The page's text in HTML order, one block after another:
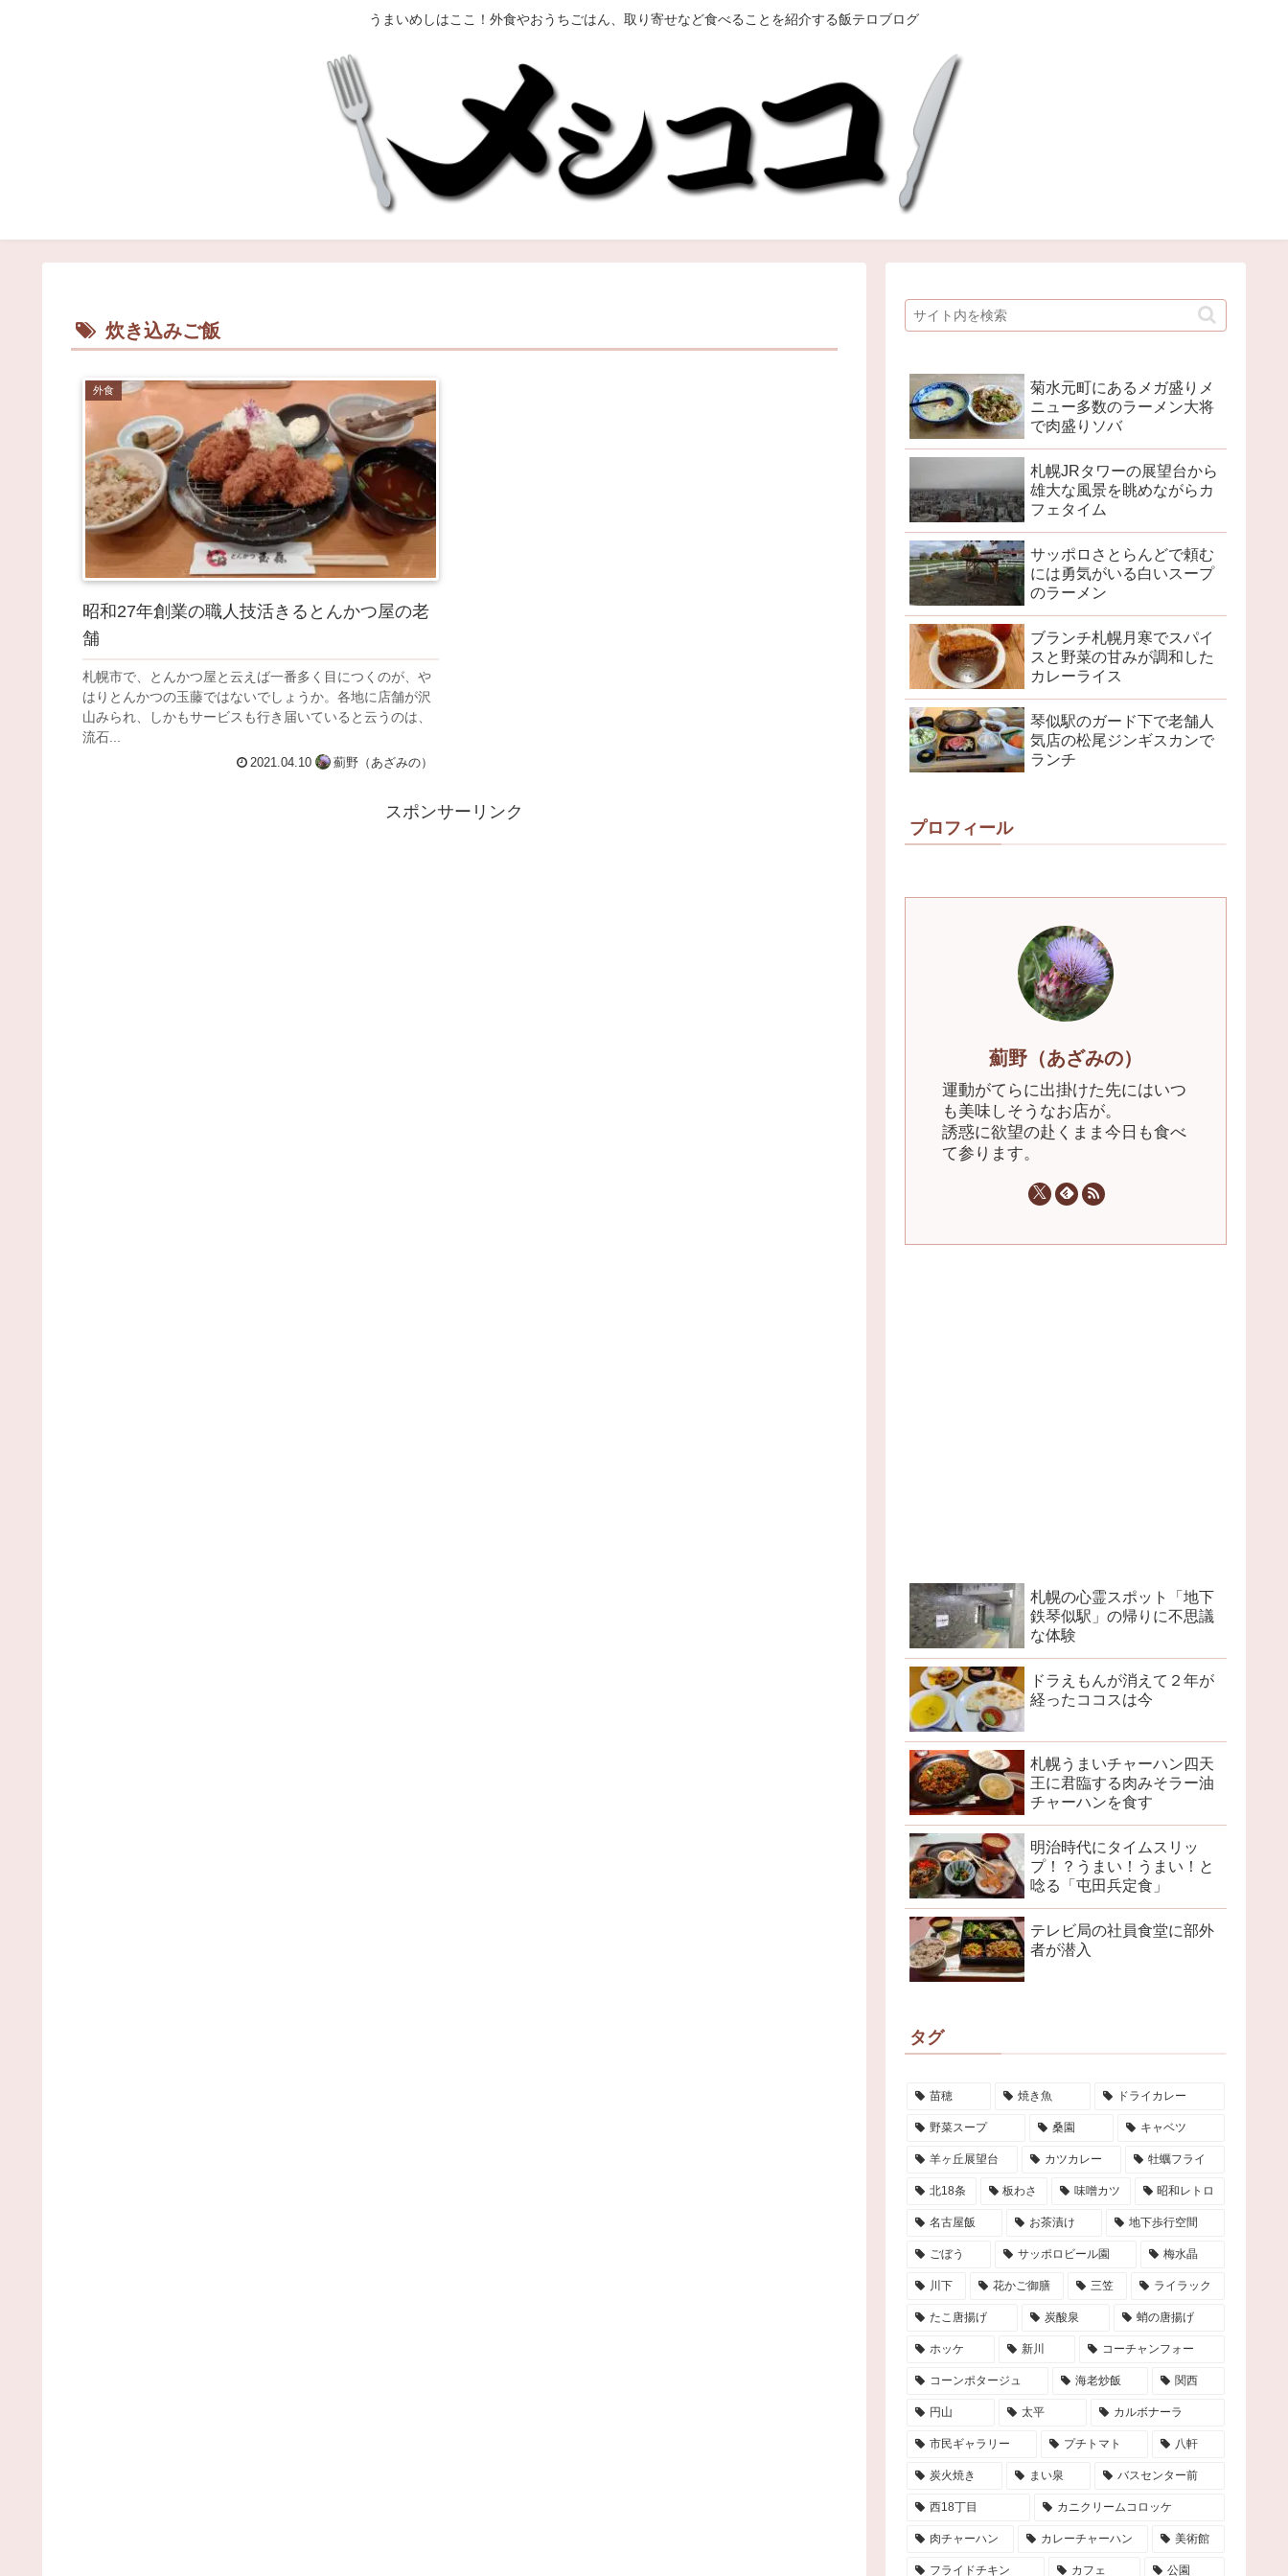
うまいめしはここ！外食やおうちごはん、取り寄せなど食べることを紹介する飯テロブログ
炊き込みご飯
外食
昭和27年創業の職人技活きるとんかつ屋の老
舗
札幌市で、とんかつ屋と云えば一番多く目につくのが、や
はりとんかつの玉藤ではないでしょうか。各地に店舗が沢
山みられ、しかもサービスも行き届いていると云うのは、
流石...
2021.04.10 薊野（あざみの）
スポンサーリンク
菊水元町にあるメガ盛りメ
ニュー多数のラーメン大将
で肉盛りソバ
札幌JRタワーの展望台から
雄大な風景を眺めながらカ
フェタイム
サッポロさとらんどで頼む
には勇気がいる白いスープ
のラーメン
ブランチ札幌月寒でスパイ
スと野菜の甘みが調和した
カレーライス
琴似駅のガード下で老舗人
気店の松尾ジンギスカンで
ランチ
プロフィール
薊野（あざみの）
運動がてらに出掛けた先にはいつ
も美味しそうなお店が。
誘惑に欲望の赴くまま今日も食べ
て参ります。
札幌の心霊スポット「地下
鉄琴似駅」の帰りに不思議
な体験
ドラえもんが消えて２年が
経ったココスは今
札幌うまいチャーハン四天
王に君臨する肉みそラー油
チャーハンを食す
明治時代にタイムスリッ
プ！？うまい！うまい！と
唸る「屯田兵定食」
テレビ局の社員食堂に部外
者が潜入
タグ
苗穂 焼き魚 ドライカレー
野菜スープ 桑園 キャベツ
羊ヶ丘展望台 カツカレー 牡蠣フライ
北18条 板わさ 味噌カツ 昭和レトロ
名古屋飯 お茶漬け 地下歩行空間
ごぼう サッポロビール園 梅水晶
川下 花かご御膳 三笠 ライラック
たこ唐揚げ 炭酸泉 蛸の唐揚げ
ホッケ 新川 コーチャンフォー
コーンポタージュ 海老炒飯 関西
円山 太平 カルボナーラ
市民ギャラリー プチトマト 八軒
炭火焼き まい泉 バスセンター前
西18丁目 カニクリームコロッケ
肉チャーハン カレーチャーハン 美術館
フライドチキン カフェ 公園